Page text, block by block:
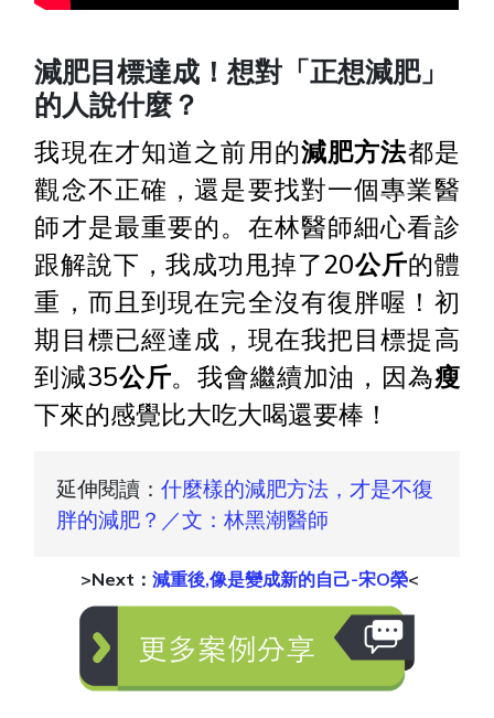
減肥目標達成！想對「正想減肥」
的人說什麼？
我現在才知道之前用的減肥方法都是
觀念不正確，還是要找對一個專業醫
師才是最重要的。在林醫師細心看診
跟解說下，我成功甩掉了20公斤的體
重，而且到現在完全沒有復胖喔！初
期目標已經達成，現在我把目標提高
到減35公斤。我會繼續加油，因為瘦
下來的感覺比大吃大喝還要棒！
延伸閱讀：什麼樣的減肥方法，才是不復
胖的減肥？／文：林黑潮醫師
>Next： 減重後,像是變成新的自己-宋O榮<